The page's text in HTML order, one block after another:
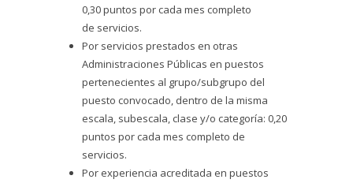
0,30 puntos por cada mes completo
de servicios.
Por servicios prestados en otras
Administraciones Públicas en puestos
pertenecientes al grupo/subgrupo del
puesto convocado, dentro de la misma
escala, subescala, clase y/o categoría: 0,20
puntos por cada mes completo de
servicios.
Por experiencia acreditada en puestos